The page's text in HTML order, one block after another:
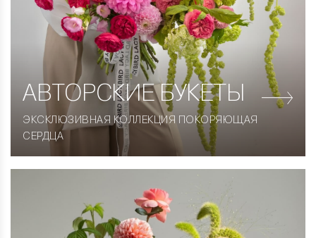
АВТОРСКИЕБУКЕТЫ
ЭКСКЛЮЗИВНАЯ КОЛЛЕКЦИЯ ПОКОРЯЮЩАЯ
СЕРДЦА